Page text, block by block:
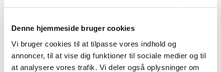
Denne hjemmeside bruger cookies
Vi bruger cookies til at tilpasse vores indhold og
annoncer, til at vise dig funktioner til sociale medier og til
at analysere vores trafik. Vi deler også oplysninger om
I 2026 afholdes der møder i Skamby menighedsråd på
22. februar
19. marts